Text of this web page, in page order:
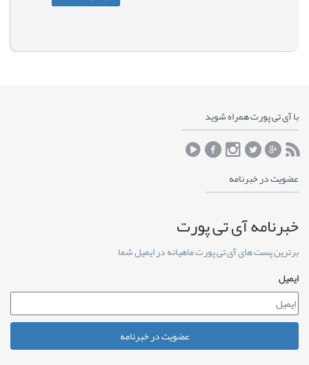
با آی تی پورت همراه شوید
عضویت در خبرنامه
خبرنامه آی تی پورت
برترین پست های آی تی پورت ماهیانه در ایمیل شما
ایمیل
عضویت در خبرنامه